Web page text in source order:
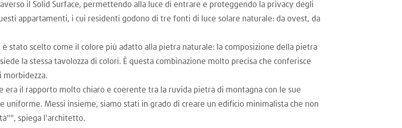
il Solid Surface, permettendo alla luce di entrare e proteggendo la privacy degli
appartamenti, i cui residenti godono di tre fonti di luce solare naturale: da ovest, da
è stato scelto come il colore più adatto alla pietra naturale: la composizione della pietra
la stessa tavolozza di colori. È questa combinazione molto precisa che conferisce
morbidezza.
era il rapporto molto chiaro e coerente tra la ruvida pietra di montagna con le sue
Messi insieme, siamo stati in grado di creare un edificio minimalista che non
spiega l'architetto.